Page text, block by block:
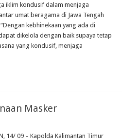
iklim kondusif dalam menjaga
umat beragama di Jawa Tengah
“Dengan kebhinekaan yang ada di
dikelola dengan baik supaya tetap
yang kondusif, menjaga
Masker
14/ 09 – Kapolda Kalimantan Timur